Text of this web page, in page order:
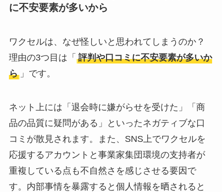
に不安要素が多いから
ワクセルは、なぜ怪しいと思われてしまうのか？
理由の3つ目は「 評判や口コミに不安要素が多いか
ら 」です。
ネット上には「退会時に嫌がらせを受けた」「商
品の品質に疑問がある」といったネガティブな口
コミが散見されます。また、SNS上でワクセルを
応援するアカウントと事業家集団環境の支持者が
重複している点も不自然さを感じさせる要因で
す。内部事情を暴露すると個人情報を晒されると